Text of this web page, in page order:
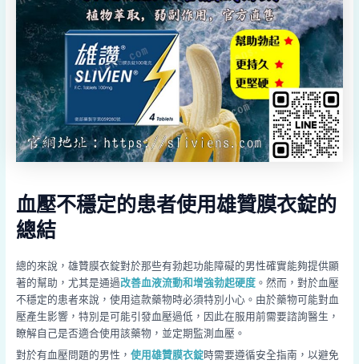
血壓不穩定的患者使用雄贊膜衣錠的
總結
總的來說，雄贊膜衣錠對於那些有勃起功能障礙的男性確實能夠提供顯
著的幫助，尤其是通過改善血液流動和增強勃起硬度。然而，對於血壓
不穩定的患者來說，使用這款藥物時必須特別小心。由於藥物可能對血
壓產生影響，特別是可能引發血壓過低，因此在服用前需要諮詢醫生，
瞭解自己是否適合使用該藥物，並定期監測血壓。
對於有血壓問題的男性， 使用雄贊膜衣錠時需要遵循安全指南，以避免